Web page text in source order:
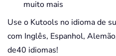
muito mais
Use o Kutools no idioma de
com Inglês, Espanhol,
de40 idiomas!